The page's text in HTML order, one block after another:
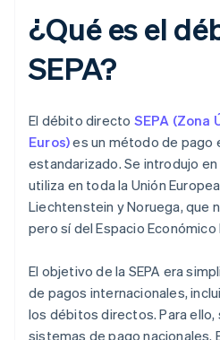
¿Qué es el
SEPA?
El débito directo SEPA (Zona
Euros)es un método de pago
estandarizado. Se introdujo
utiliza en toda la Unión
Liechtenstein y Noruega, que
pero sí del Espacio Económico
El objetivo de la SEPA era
de pagos internacionales,
los débitos directos. Para ello,
sistemas de pago nacionales.